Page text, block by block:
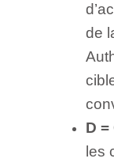
de
D
les